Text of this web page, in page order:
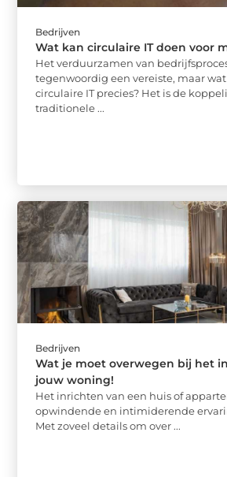
Bedrijven
Wat kan circulaire IT doen voor
Het verduurzamen van
tegenwoordig een vereiste, maar
circulaire IT precies? Het is de
traditionele ...
Bedrijven
Wat je moet overwegen bij het
jouw woning!
Het inrichten van een huis of
opwindende en intimiderende
Met zoveel details om over ...